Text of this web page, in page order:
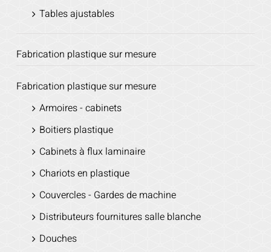
Tables ajustables
Fabrication plastique sur mesure
Fabrication plastique sur mesure
Armoires - cabinets
Boitiers plastique
Cabinets à flux laminaire
Chariots en plastique
Couvercles - Gardes de machine
Distributeurs fournitures salle blanche
Douches